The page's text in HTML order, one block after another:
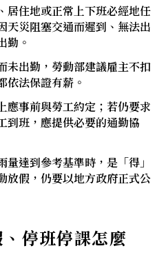
居住地或正常上下班必經地任
天災阻塞交通而遲到、無法出
勤。
未出勤，勞動部建議雇主不扣
依法保證有薪。
應事前與勞工約定；若仍要求
到班，應提供必要的通勤協
量達到參考基準時，是「得」
放假，仍要以地方政府正式公
停班停課怎麼